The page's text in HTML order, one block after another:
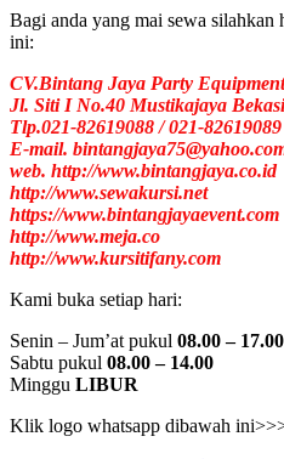
Bagi anda yang mai sewa
ini:
CV.Bintang Jaya Party
Jl. Siti I No.40 Mustikajaya Bekasi
Tlp.021-82619088 / 021-
E-mail.
web. http://www.bintangjaya.co.id
http://www.sewakursi.net
https://www.bintangjayaevent.com
http://www.meja.co
http://www.kursitifany.com
Kami buka setiap hari:
Senin – Jum’at pukul 08.00 – 17.00
Sabtu pukul 08.00 – 14.00
Minggu LIBUR
Klik logo whatsapp dibawah